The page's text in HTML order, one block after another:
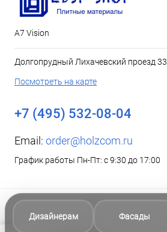
А7 Vision
Долгопрудный Лихачевский проезд 33
Посмотреть на карте
+7 (495) 532-08-04
Email: order@holzcom.ru
График работы Пн-Пт: с 9:30 до 17:00
Дизайнерам Фасады